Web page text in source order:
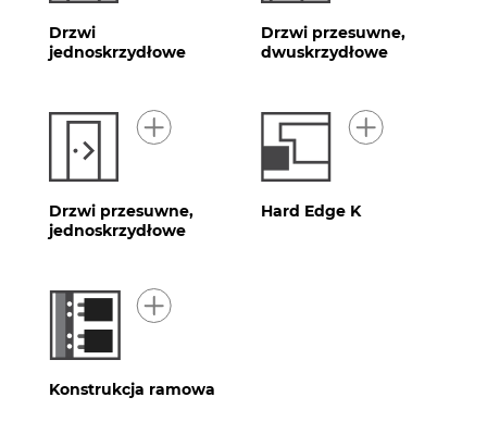
Drzwi
jednoskrzydłowe
Drzwi przesuwne,
dwuskrzydłowe
Drzwi przesuwne,
jednoskrzydłowe
Hard Edge K
Konstrukcja ramowa